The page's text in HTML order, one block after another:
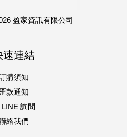
盈家資訊有限公司
速連結
購須知
款通知
LINE 詢問
絡我們